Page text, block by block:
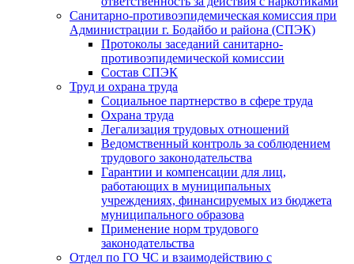
Санитарно-противоэпидемическая комиссия при
Администрации г. Бодайбо и района (СПЭК)
Протоколы заседаний санитарно-
противоэпидемической комиссии
Состав СПЭК
Труд и охрана труда
Социальное партнерство в сфере труда
Охрана труда
Легализация трудовых отношений
Ведомственный контроль за соблюдением
трудового законодательства
Гарантии и компенсации для лиц,
работающих в муниципальных
учреждениях, финансируемых из бюджета
муниципального образова
Применение норм трудового
законодательства
Отдел по ГО ЧС и взаимодействию с